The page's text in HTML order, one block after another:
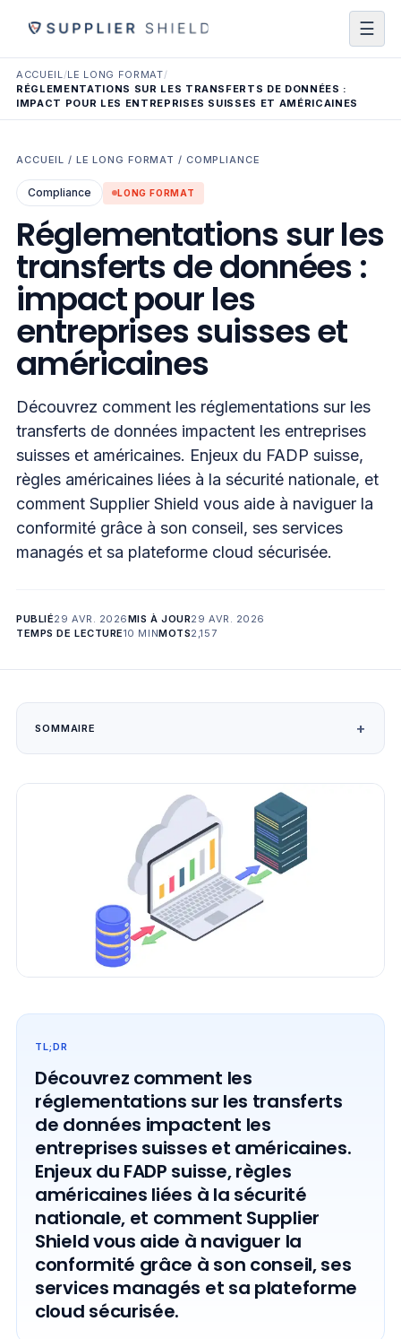
☰
ACCUEIL/LE LONG FORMAT/
RÉGLEMENTATIONS SUR LES TRANSFERTS DE DONNÉES :
IMPACT POUR LES ENTREPRISES SUISSES ET AMÉRICAINES
ACCUEIL / LE LONG FORMAT / COMPLIANCE
Compliance LONG FORMAT
Réglementations sur les
transferts de données :
impact pour les
entreprises suisses et
américaines
Découvrez comment les réglementations sur les
transferts de données impactent les entreprises
suisses et américaines. Enjeux du FADP suisse,
règles américaines liées à la sécurité nationale, et
comment Supplier Shield vous aide à naviguer la
conformité grâce à son conseil, ses services
managés et sa plateforme cloud sécurisée.
PUBLIÉ29 AVR. 2026MIS À JOUR29 AVR. 2026
TEMPS DE LECTURE10 MINMOTS2,157
SOMMAIRE
TL;DR
Découvrez comment les
réglementations sur les transferts
de données impactent les
entreprises suisses et américaines.
Enjeux du FADP suisse, règles
américaines liées à la sécurité
nationale, et comment Supplier
Shield vous aide à naviguer la
conformité grâce à son conseil, ses
services managés et sa plateforme
cloud sécurisée.